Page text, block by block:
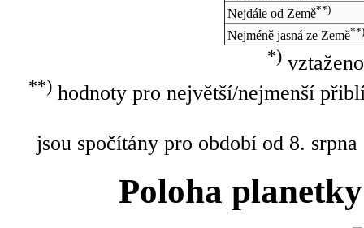
Nejdále od Země**)
Nejméně jasná ze Země**)
*)
**)hodnoty pro největší/nejmenší
jsou spočítány pro období od 8.
Poloha